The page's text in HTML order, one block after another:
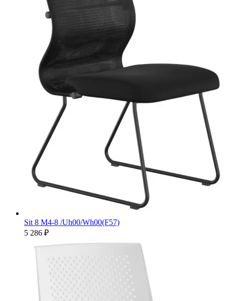
Sit 8 M4-8 /Uh00/Wh00(F57)
5 286 ₽